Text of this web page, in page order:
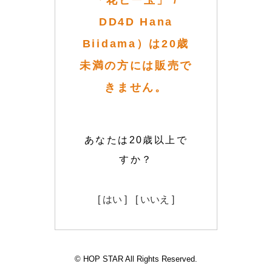
DD4D Hana
Biidama）は20歳
未満の方には販売で
きません。
あなたは20歳以上で
すか？
[ はい ] [ いいえ ]
© HOP STAR All Rights Reserved.